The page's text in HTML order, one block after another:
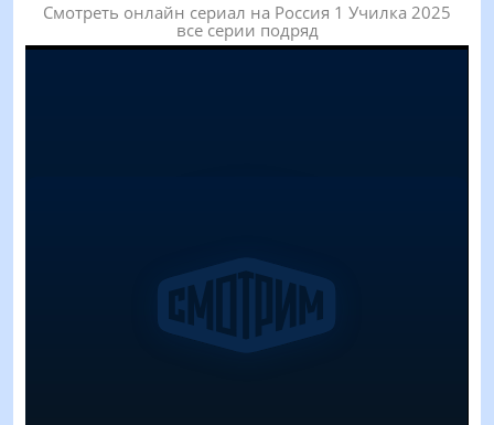
Смотреть онлайн сериал на Россия 1 Училка 2025
все серии подряд